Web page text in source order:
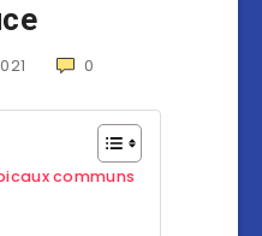
0
communs